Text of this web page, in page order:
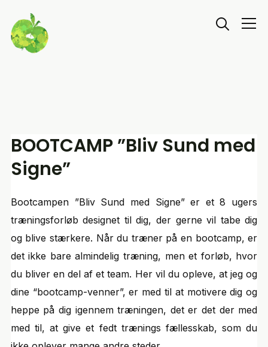
Info
BOOTCAMP ”Bliv Sund med
Signe”
Bootcampen ”Bliv Sund med Signe” er et 8 ugers
træningsforløb designet til dig, der gerne vil tabe dig
og blive stærkere. Når du træner på en bootcamp, er
det ikke bare almindelig træning, men et forløb, hvor
du bliver en del af et team. Her vil du opleve, at jeg og
dine “bootcamp-venner”, er med til at motivere dig og
heppe på dig igennem træningen, det er det der med
med til, at give et fedt trænings fællesskab, som du